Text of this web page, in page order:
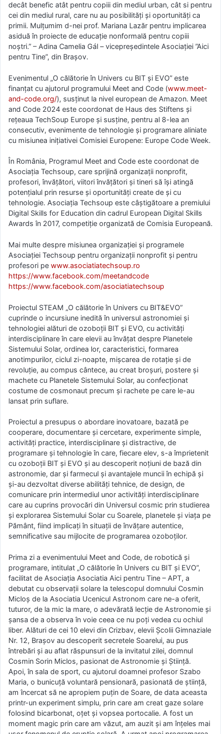
decât benefic atât pentru copiii din mediul urban, cât si pentru
cei din mediul rural, care nu au posibilități și oportunități ca
primii. Mulțumim d-nei prof. Mariana Lazăr pentru implicarea
asiduă în proiecte de educație nonformală pentru copiii
noștri.” – Adina Camelia Gál – vicepreședintele Asociației ”Aici
pentru Tine”, din Brașov.
Evenimentul „O călătorie în Univers cu BIT și EVO” este
finanțat cu ajutorul programului Meet and Code (www.meet-
and-code.org/), susținut la nivel european de Amazon. Meet
and Code 2024 este coordonat de Haus des Stiftens și
rețeaua TechSoup Europe și susține, pentru al 8-lea an
consecutiv, evenimente de tehnologie și programare aliniate
cu misiunea inițiativei Comisiei Europene: Europe Code Week.
În România, Programul Meet and Code este coordonat de
Asociația Techsoup, care sprijină organizații nonprofit,
profesori, învățători, viitori învățători și tineri să își atingă
potențialul prin resurse și oportunități create de și cu
tehnologie. Asociația Techsoup este câștigătoare a premiului
Digital Skills for Education din cadrul European Digital Skills
Awards în 2017, competiție organizată de Comisia Europeană.
Mai multe despre misiunea organizației și programele
Asociației Techsoup pentru organizații nonprofit și pentru
profesori pe www.asociatiatechsoup.ro
https://www.facebook.com/meetandcode
https://www.facebook.com/asociatiatechsoup
Proiectul STEAM „O călătorie în Univers cu BIT&EVO”
cuprinde o incursiune inedită în universul astronomiei și
tehnologiei alături de ozoboții BIT și EVO, cu activități
interdisciplinare în care elevii au învățat despre Planetele
Sistemului Solar, ordinea lor, caracteristici, formarea
anotimpurilor, ciclul zi-noapte, mișcarea de rotație și de
revoluție, au compus cântece, au creat broșuri, postere și
machete cu Planetele Sistemului Solar, au confecționat
costume de cosmonaut precum și rachete pe care le-au
lansat prin suflare.
Proiectul a presupus o abordare inovatoare, bazată pe
cooperare, documentare și cercetare, experimente simple,
activități practice, interdisciplinare și distractive, de
programare și tehnologie în care, fiecare elev, s-a împrietenit
cu ozoboții BIT și EVO și au descoperit noțiuni de bază din
astronomie, dar și farmecul și avantajele muncii în echipă și
și-au dezvoltat diverse abilități tehnice, de design, de
comunicare prin intermediul unor activități interdisciplinare
care au cuprins provocări din Universul cosmic prin studierea
și explorarea Sistemului Solar cu Soarele, planetele și viața pe
Pământ, fiind implicați în situații de învățare autentice,
semnificative sau mijlocite de programarea ozoboților.
Prima zi a evenimentului Meet and Code, de robotică și
programare, intitulat „O călătorie în Univers cu BIT și EVO”,
facilitat de Asociația Asociatia Aici pentru Tine – APT, a
debutat cu observații solare la telescopul domnului Cosmin
Micloș de la Asociatia Ucenicul Astronom care ne-a oferit,
tuturor, de la mic la mare, o adevărată lecție de Astronomie și
șansa de a observa în voie ceea ce nu poți vedea cu ochiul
liber. Alături de cei 10 elevi din Crizbav, elevii Școlii Gimnaziale
Nr. 12, Brașov au descoperit secretele Soarelui, au pus
întrebări și au aflat răspunsuri de la invitatul zilei, domnul
Cosmin Sorin Miclos, pasionat de Astronomie și Știință.
Apoi, în sala de sport, cu ajutorul doamnei profesor Szabo
Maria, o bunicuță voluntară pensionară, pasionată de știință,
am încercat să ne apropiem puțin de Soare, de data aceasta
printr-un experiment simplu, prin care am creat gaze solare
folosind bicarbonat, oțet și vopsea portocalie. A fost un
moment magic prin care am văzut, am auzit și am înțeles mai